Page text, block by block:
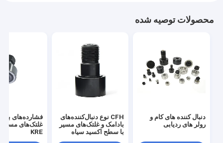
محصولات توصیه شده
دنبال کننده های کام و
رولر های ردیابی
CFH نوع دنبال‌کننده‌های
بادامک و غلتک‌های مسیر
با سطح اکسید سیاه
فشارده‌های
غلتک‌های مسیر
KRE